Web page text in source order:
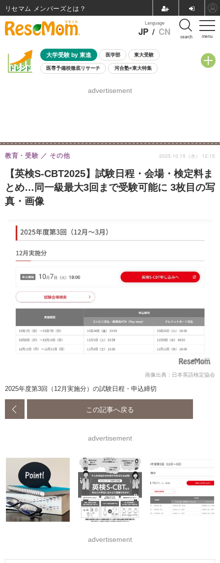
menu
Language
JP / CN search
大学受験 by 東進 医学部 東大受験
医専予備校徹底リサーチ 河合塾×東大特集
8月開催学校説明会・相談会
advertisement
【英検S-CBT2025】試験日程・会場・検定料ま
とめ…同一級最大3回まで受験可能に 3枚目の写
真・画像
教育・受験 その他 2025.10.15（水） 12:15
画像出典：日本英語検定協会
2025年度第3回（12月実施分）の試験日程・申込締切
この記事へ戻る
advertisement
advertisement
リセマム メンバーズ